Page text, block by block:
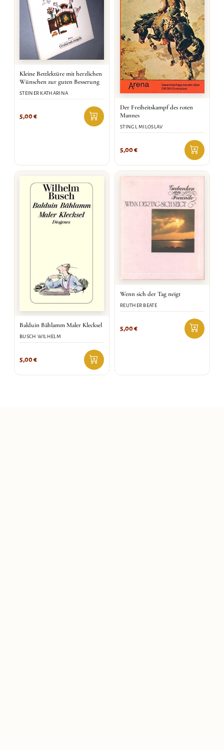
Kleine Bettlektüre mit herzlichen
Wünschen zur guten Besserung
STEINER KATHARINA
5,00€
Der Freiheitskampf des roten
Mannes
STINGL MILOSLAV
5,00€
Balduin Bählamm Maler Klecksel
BUSCH WILHELM
5,00€
Wenn sich der Tag neigt
REUTHER BEATE
5,00€